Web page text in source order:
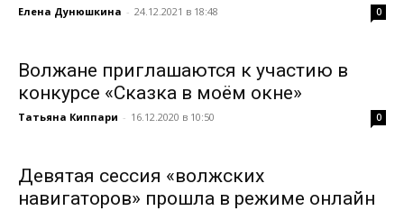
Елена Дунюшкина - 24.12.2021 в 18:48 0
Волжане приглашаются к участию в
конкурсе «Сказка в моём окне»
Татьяна Киппари - 16.12.2020 в 10:50 0
Девятая сессия «волжских
навигаторов» прошла в режиме онлайн